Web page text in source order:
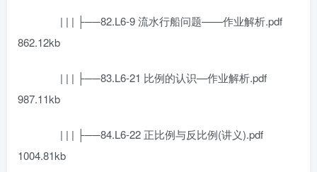
| | | ├──82.L6-9 流水行船问题——作业解析.pdf
862.12kb
| | | ├──83.L6-21 比例的认识—作业解析.pdf
987.11kb
| | | ├──84.L6-22 正比例与反比例(讲义).pdf
1004.81kb